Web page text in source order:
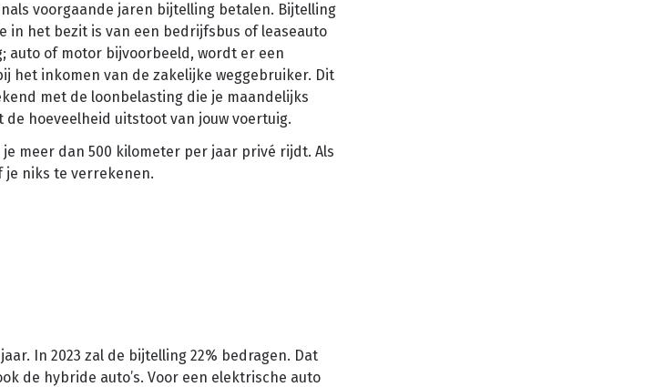
voorgaande jaren bijtelling betalen. Bijtelling
in het bezit is van een bedrijfsbus of leaseauto
of motor bijvoorbeeld, wordt er een
het inkomen van de zakelijke weggebruiker. Dit
met de loonbelasting die je maandelijks
hoeveelheid uitstoot van jouw voertuig.
meer dan 500 kilometer per jaar privé rijdt. Als
je niks te verrekenen.
In 2023 zal de bijtelling 22% bedragen. Dat
de hybride auto’s. Voor een elektrische auto